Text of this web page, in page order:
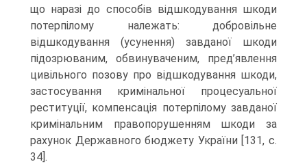
що наразі до способів відшкодування шкоди
потерпілому належать: добровільне
відшкодування (усунення) завданої шкоди
підозрюваним, обвинуваченим, пред’явлення
цивільного позову про відшкодування шкоди,
застосування кримінальної процесуальної
реституції, компенсація потерпілому завданої
кримінальним правопорушенням шкоди за
рахунок Державного бюджету України [131, с.
34].